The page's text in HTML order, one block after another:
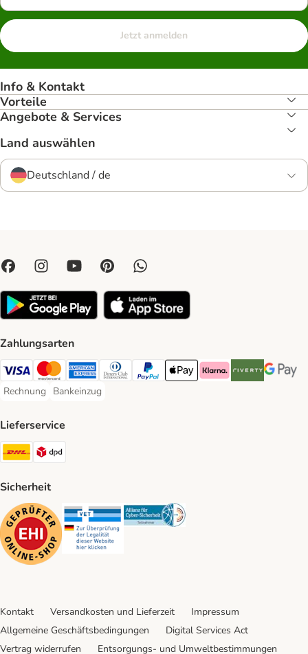
Jetzt anmelden
Info & Kontakt
Vorteile
Angebote & Services
Land auswählen
Deutschland / de
Zahlungsarten
Visa Payment Method
Mastercard Payment Method
American Express Payment Method
Diners Club Payment Method
PayPal Payment Method
Apple Pay Payment Method
Klarna Payment Method
Riverty Payment
Google
Rechnung
Rechnung Payment Method
Bankeinzug
Bankeinzug Payment Method
Lieferservice
DHL Shipping Method
Sicherheit
Security Security Security
Kontakt Versandkosten und Lieferzeit
Impressum
Allgemeine Geschäftsbedingungen
Digital Services Act
Vertrag widerrufen
Entsorgungs- und Umweltbestimmungen